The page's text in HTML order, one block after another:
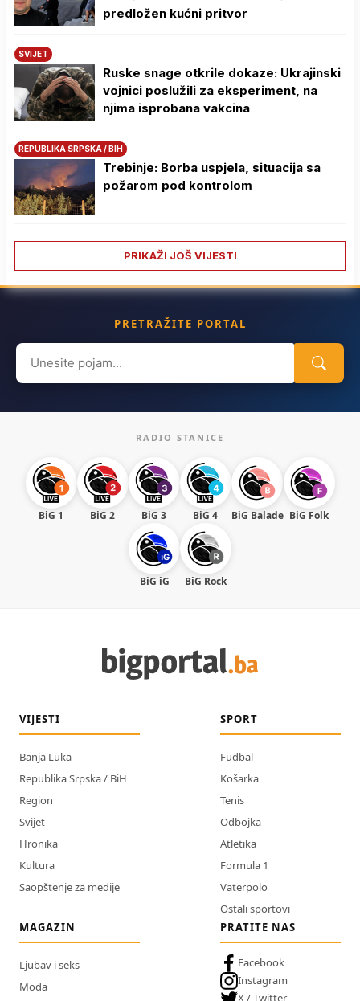
predložen kućni pritvor
SVIJET
Ruske snage otkrile dokaze: Ukrajinski
vojnici poslužili za eksperiment, na
njima isprobana vakcina
REPUBLIKA SRPSKA / BIH
Trebinje: Borba uspjela, situacija sa
požarom pod kontrolom
PRIKAŽI JOŠ VIJESTI
PRETRAŽITE PORTAL
Search
for:
RADIO STANICE
BiG 1 BiG 2 BiG 3 BiG 4 BiG Balade BiG Folk
BiG iG BiG Rock
VIJESTI
Banja Luka
Republika Srpska / BiH
Region
Svijet
Hronika
Kultura
Saopštenje za medije
SPORT
Fudbal
Košarka
Tenis
Odbojka
Atletika
Formula 1
Vaterpolo
Ostali sportovi
MAGAZIN
Ljubav i seks
Moda
PRATITE NAS
Facebook
Instagram
X / Twitter